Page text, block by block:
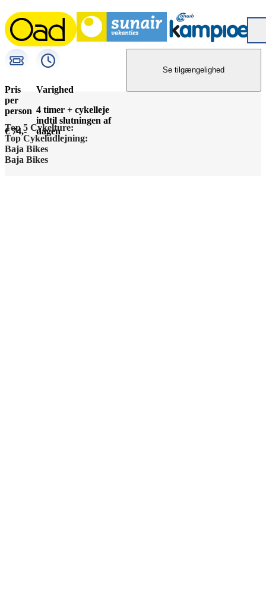
Pris
per
person
€ 74,-
Varighed
4 timer + cykelleje
indtil slutningen af
dagen
Se tilgængelighed
Top 5 Cykelture:
Barcelona Højdepunkter
Berlin Højdepunkter
Top Cykeludlejning:
Barcelona Cykeludlejning
Baja Bikes
Baja Bikes